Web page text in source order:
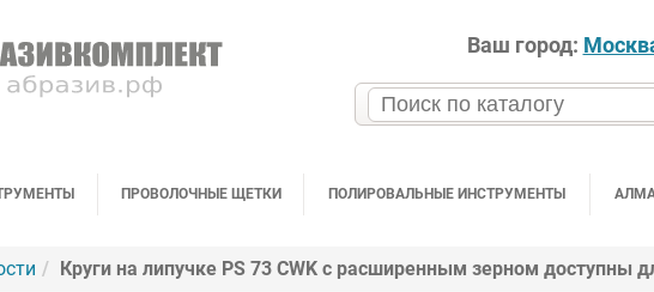
Ваш город:
ПРОВОЛОЧНЫЕ ЩЕТКИ ПОЛИРОВАЛЬНЫЕ ИНСТРУМЕНТЫ
Круги на липучке PS 73 CWK с расширенным зерном доступны